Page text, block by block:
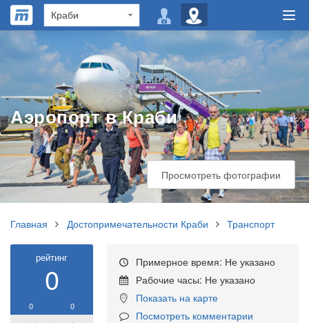
​Аэропорт в Краби
Просмотреть фотографии
Главная Достопримечательности Краби Транспорт
рейтинг
0
0 0
Примерное время: Не указано
Рабочие часы: Не указано
Показать на карте
Посмотреть комментарии